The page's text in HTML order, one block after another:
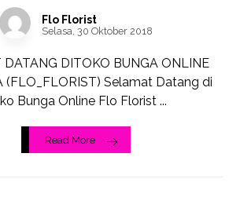
Flo Florist
Selasa, 30 Oktober 2018
DATANG DITOKO BUNGA ONLINE
(FLO_FLORIST) Selamat Datang di
Bunga Online Flo Florist ...
Read More